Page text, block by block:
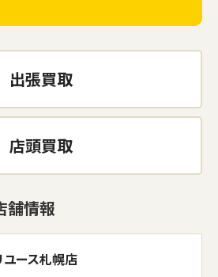
出張買取
店頭買取
舗情報
ユース札幌店